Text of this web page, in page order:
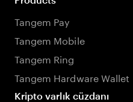
Tangem Pay
Tangem Mobile
Tangem Ring
Tangem Hardware Wallet
Kripto varlık cüzdanı